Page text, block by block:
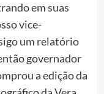
em suas
vice-
um relatório
governador
a edição da